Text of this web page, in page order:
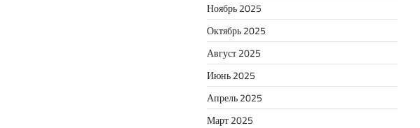
Ноябрь 2025
Октябрь 2025
Август 2025
Июнь 2025
Апрель 2025
Март 2025